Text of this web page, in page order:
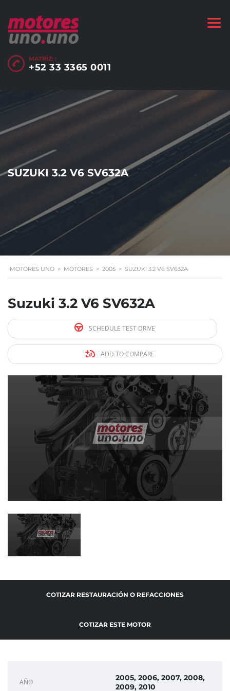
MATRÍZ: :
+52 33 3365 0011
SUZUKI 3.2 V6 SV632A
MOTORES UNO > MOTORES > 2005 > SUZUKI 3.2 V6 SV632A
Suzuki 3.2 V6 SV632A
SCHEDULE TEST DRIVE
ADD TO COMPARE
COTIZAR RESTAURACIÓN O REFACCIONES
COTIZAR ESTE MOTOR
AÑO
2005, 2006, 2007, 2008,
2009, 2010